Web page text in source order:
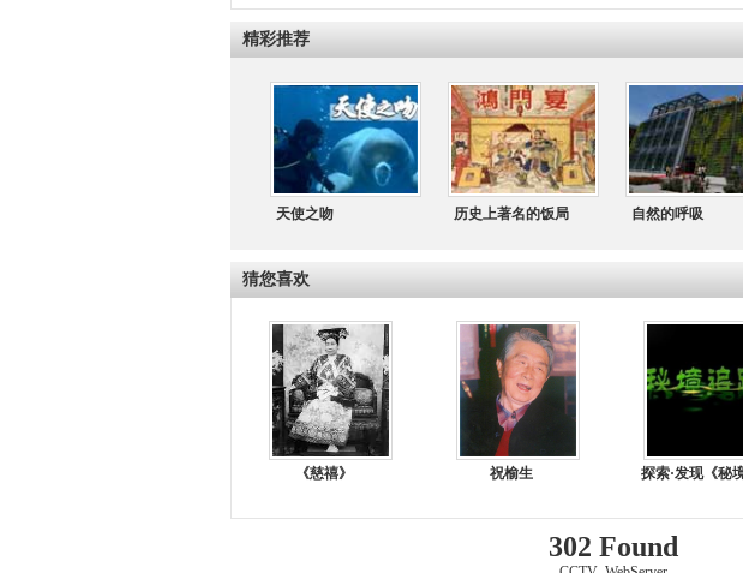
精彩推荐
天使之吻 历史上著名的饭局 自然的呼吸
猜您喜欢
《慈禧》 祝榆生 探索·发现《秘
302 Found